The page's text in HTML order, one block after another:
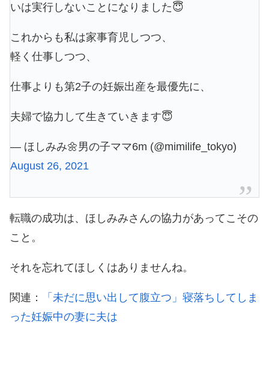
いは実行しないことになりました😇
これからも私は家事育児しつつ、
軽く仕事しつつ、
仕事よりも第2子の妊娠出産を最優先に、
夫婦で協力して生きていきます😇
— ほしみみ🌼男の子ママ6m (@mimilife_tokyo)
August 26, 2021
転職の成功は、ほしみみさんの協力があってこその
こと。
それを忘れてほしくはありませんね。
関連：
「未だに思い出して腹立つ」寝落ちしてしま
った妊娠中の妻に夫は